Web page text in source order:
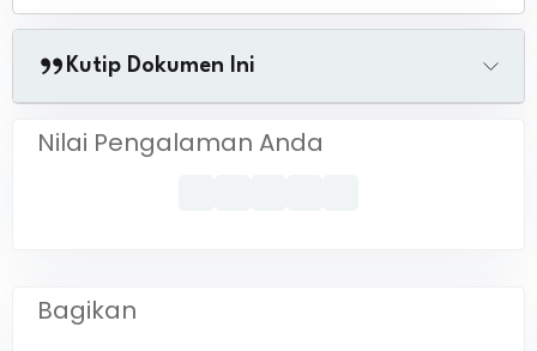
Kutip Dokumen Ini
Nilai Pengalaman Anda
Bagikan